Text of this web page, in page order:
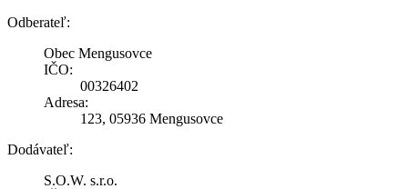
Odberateľ:
Obec Mengusovce
IČO:
00326402
Adresa:
123, 05936 Mengusovce
Dodávateľ:
S.O.W. s.r.o.